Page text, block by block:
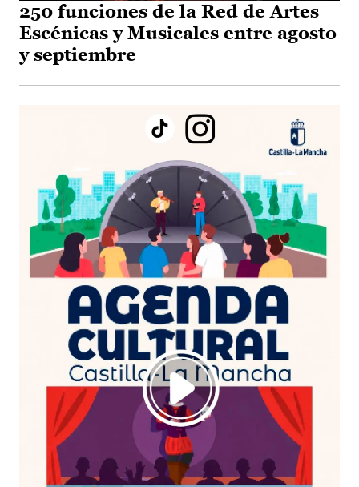
250 funciones de la Red de Artes
Escénicas y Musicales entre agosto
y septiembre